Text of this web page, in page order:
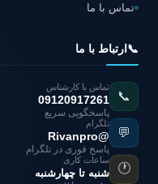
تماس با ما
📞 ارتباط با ما
📞
تماس با کارشناس
09120917261
پاسخگویی سریع
💬
تلگرام
@Rivanpro
پاسخ فوری در تلگرام
🕐
ساعات کاری
شنبه تا چهارشنبه